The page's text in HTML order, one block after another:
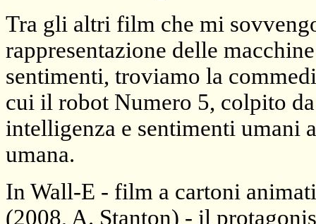
Tra gli altri film che mi
rappresentazione delle
sentimenti, troviamo la
cui il robot Numero 5, colpito
intelligenza e sentimenti umani
umana.
In Wall-E - film a cartoni
(2008, A. Stanton) - il